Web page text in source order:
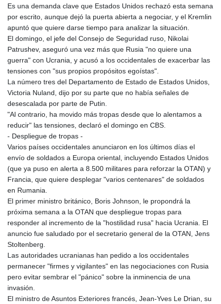
Es una demanda clave que Estados Unidos rechazó esta semana
por escrito, aunque dejó la puerta abierta a negociar, y el Kremlin
apuntó que quiere darse tiempo para analizar la situación.
El domingo, el jefe del Consejo de Seguridad ruso, Nikolai
Patrushev, aseguró una vez más que Rusia "no quiere una
guerra" con Ucrania, y acusó a los occidentales de exacerbar las
tensiones con "sus propios propósitos egoístas".
La número tres del Departamento de Estado de Estados Unidos,
Victoria Nuland, dijo por su parte que no había señales de
desescalada por parte de Putin.
"Al contrario, ha movido más tropas desde que lo alentamos a
reducir" las tensiones, declaró el domingo en CBS.
- Despliegue de tropas -
Varios países occidentales anunciaron en los últimos días el
envío de soldados a Europa oriental, incluyendo Estados Unidos
(que ya puso en alerta a 8.500 militares para reforzar la OTAN) y
Francia, que quiere desplegar "varios centenares" de soldados
en Rumania.
El primer ministro británico, Boris Johnson, le propondrá la
próxima semana a la OTAN que despliegue tropas para
responder al incremento de la "hostilidad rusa" hacia Ucrania. El
anuncio fue saludado por el secretario general de la OTAN, Jens
Stoltenberg.
Las autoridades ucranianas han pedido a los occidentales
permanecer "firmes y vigilantes" en las negociaciones con Rusia
pero evitar sembrar el "pánico" sobre la inminencia de una
invasión.
El ministro de Asuntos Exteriores francés, Jean-Yves Le Drian, su